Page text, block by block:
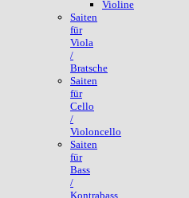
Violine
Saiten
für
Viola
/
Bratsche
Saiten
für
Cello
/
Violoncello
Saiten
für
Bass
/
Kontrabass